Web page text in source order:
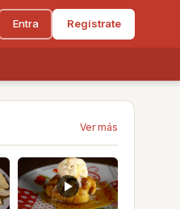
Entra Regístrate
Ver más